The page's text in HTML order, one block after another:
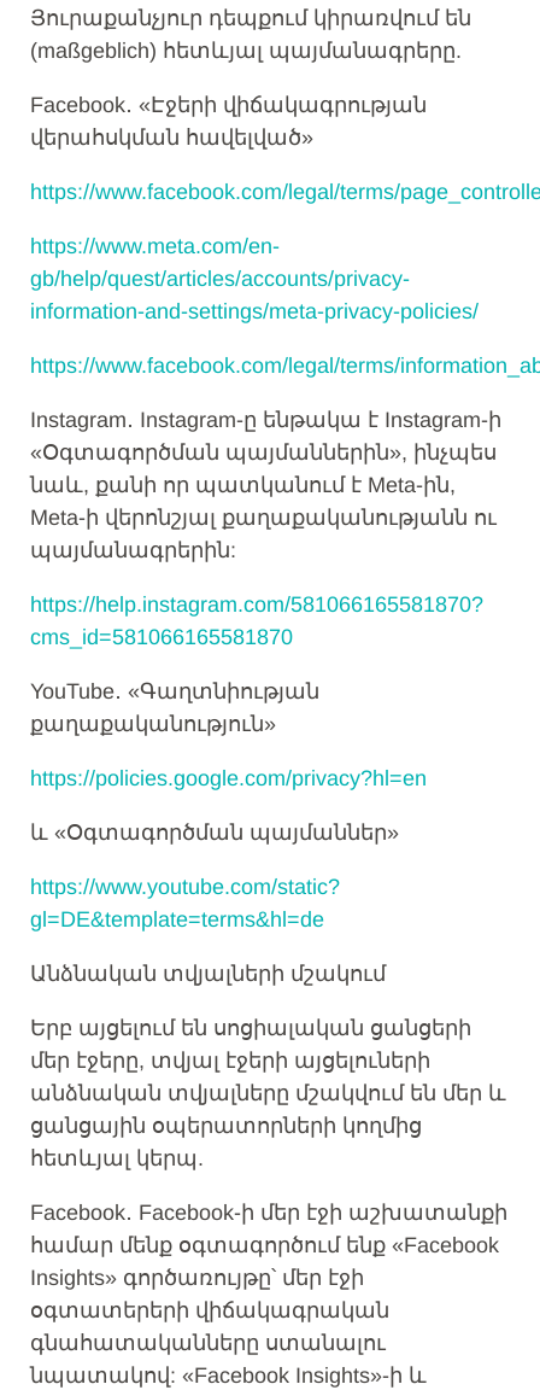
Յուրաքանչյուր դեպքում կիրառվում են
(maßgeblich) հետևյալ պայմանագրերը.
Facebook․ «Էջերի վիճակագրության
վերահսկման հավելված»
https://www.facebook.com/legal/terms/
https://www.meta.com/en-
gb/help/quest/articles/accounts/privacy-
information-and-settings/meta-privacy-policies/
https://www.facebook.com/legal/terms/
Instagram․ Instagram-ը ենթակա է Instagram-ի
«Օգտագործման պայմաններին», ինչպես
նաև, քանի որ պատկանում է Meta-ին,
Meta-ի վերոնշյալ քաղաքականությանն ու
պայմանագրերին:
https://help.instagram.com/581066165581870?
cms_id=581066165581870
YouTube․ «Գաղտնիության
քաղաքականություն»
https://policies.google.com/privacy?hl=en
և «Օգտագործման պայմաններ»
https://www.youtube.com/static?
gl=DE&template=terms&hl=de
Անձնական տվյալների մշակում
Երբ այցելում են սոցիալական ցանցերի
մեր էջերը, տվյալ էջերի այցելուների
անձնական տվյալները մշակվում են մեր և
ցանցային օպերատորների կողմից
հետևյալ կերպ.
Facebook․ Facebook-ի մեր էջի աշխատանքի
համար մենք օգտագործում ենք «Facebook
Insights» գործառույթը՝ մեր էջի
օգտատերերի վիճակագրական
գնահատականները ստանալու
նպատակով: «Facebook Insights»-ի և